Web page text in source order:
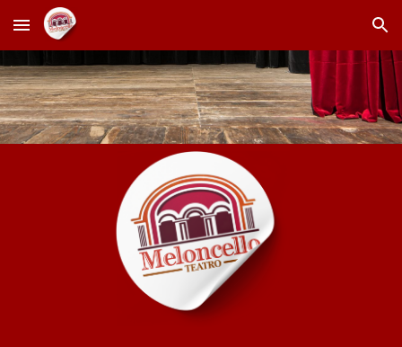
Skip to main content Skip to navigation